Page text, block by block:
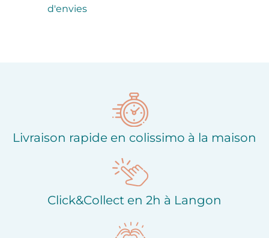
d'envies
Livraison rapide en colissimo à la maison
Click&Collect en 2h à Langon